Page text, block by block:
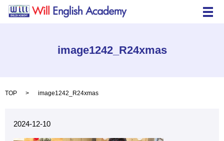
メ
image1242_R24xmas
TOP image1242_R24xmas
2024-12-10